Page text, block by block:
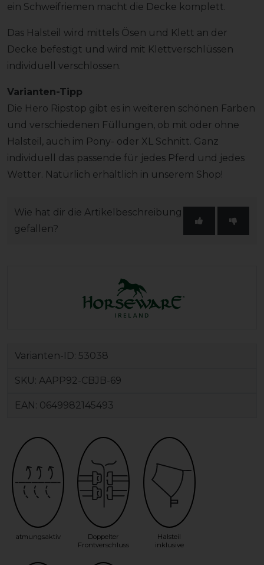
ein Schweifriemen macht die Decke komplett.
Das Halsteil wird mittels Ösen und Klett an der
Decke befestigt und wird mit Klettverschlüssen
individuell verschlossen.
Varianten-Tipp
Die Hero Ripstop gibt es in weiteren schönen Farben
und verschiedenen Füllungen, ob mit oder ohne
Halsteil, auch im Pony- oder XL Schnitt. Ganz
individuell das passende für jedes Pferd und jedes
Wetter. Natürlich erhältlich in unserem Shop!
Wie hat dir die Artikelbeschreibung
gefallen?
Varianten-ID: 53038
SKU: AAPP92-CBJB-69
EAN: 0649982145493
atmungsaktiv
Doppelter
Frontverschluss
Halsteil
inklusive